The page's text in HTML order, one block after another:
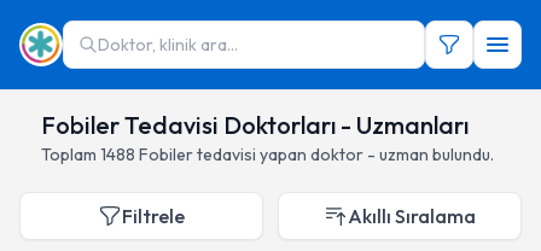
Doktor, klinik ara...
Fobiler Tedavisi Doktorları - Uzmanları
Toplam 1488 Fobilertedavisi yapan doktor - uzman bulundu.
Filtrele Akıllı Sıralama